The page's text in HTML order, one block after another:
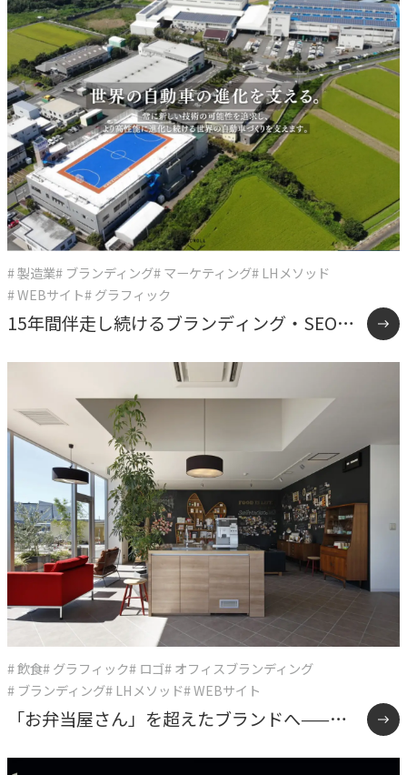
# 製造業# ブランディング# マーケティング# LHメソッド
# WEBサイト# グラフィック
15年間伴走し続けるブランディング・SEO戦
略支援事例
# 飲食# グラフィック# ロゴ# オフィスブランディング
# ブランディング# LHメソッド# WEBサイト
「お弁当屋さん」を超えたブランドへ——オ
ーケーズデリカ10年間の企業変革